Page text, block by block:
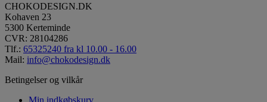
CHOKODESIGN.DK
Kohaven 23
5300 Kerteminde
CVR: 28104286
Tlf.: 65325240 fra kl 10.00 - 16.00
Mail: info@chokodesign.dk
Betingelser og vilkår
Min indkøbskurv